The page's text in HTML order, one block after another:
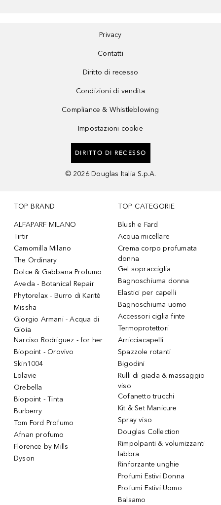
Privacy
Contatti
Diritto di recesso
Condizioni di vendita
Compliance & Whistleblowing
Impostazioni cookie
DIRITTO DI RECESSO
© 2026 Douglas Italia S.p.A.
TOP BRAND
ALFAPARF MILANO
Tirtir
Camomilla Milano
The Ordinary
Dolce & Gabbana Profumo
Aveda - Botanical Repair
Phytorelax - Burro di Karitè
Missha
Giorgio Armani - Acqua di
Gioia
Narciso Rodriguez - for her
Biopoint - Orovivo
Skin1004
Lolavie
Orebella
Biopoint - Tinta
Burberry
Tom Ford Profumo
Afnan profumo
Florence by Mills
Dyson
TOP CATEGORIE
Blush e Fard
Acqua micellare
Crema corpo profumata
donna
Gel sopracciglia
Bagnoschiuma donna
Elastici per capelli
Bagnoschiuma uomo
Accessori ciglia finte
Termoprotettori
Arricciacapelli
Spazzole rotanti
Bigodini
Rulli di giada & massaggio
viso
Cofanetto trucchi
Kit & Set Manicure
Spray viso
Douglas Collection
Rimpolpanti & volumizzanti
labbra
Rinforzante unghie
Profumi Estivi Donna
Profumi Estivi Uomo
Balsamo